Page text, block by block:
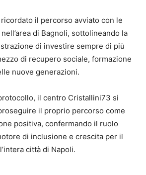
il percorso avviato con le
di Bagnoli, sottolineando la
di investire sempre di più
di recupero sociale, formazione
nuove generazioni.
il centro Cristallini73 si
il proprio percorso come
positiva, confermando il ruolo
di inclusione e crescita per il
città di Napoli.